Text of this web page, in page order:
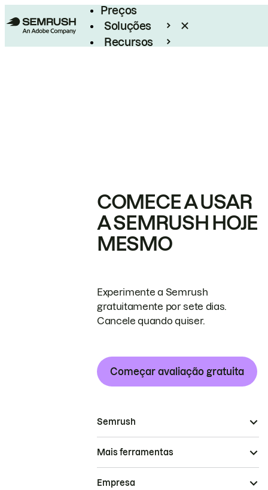
Preços
Soluções
Recursos
COMECE A USAR
A SEMRUSH HOJE
MESMO
Experimente a Semrush
gratuitamente por sete dias.
Cancele quando quiser.
Começar avaliação gratuita
Semrush
Mais ferramentas
Empresa